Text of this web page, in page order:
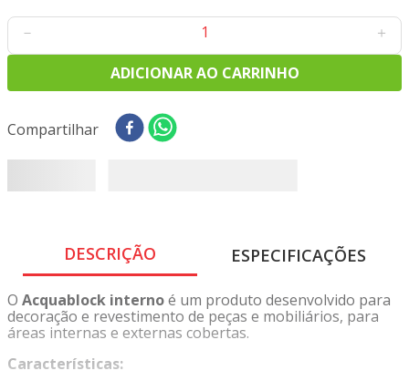
＋
－
ADICIONAR AO CARRINHO
Compartilhar
DESCRIÇÃO ESPECIFICAÇÕES
O Acquablock internoé um produto desenvolvido para
decoração e revestimento de peças e mobiliários, para
áreas internas e externas cobertas.
Características: